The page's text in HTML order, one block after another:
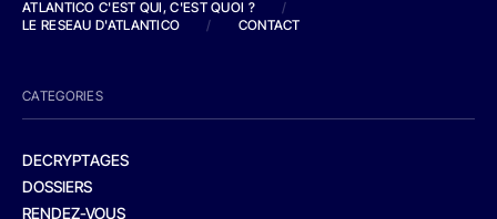
ATLANTICO C'EST QUI, C'EST QUOI ?
/
LE RESEAU D'ATLANTICO
/ CONTACT
CATEGORIES
DECRYPTAGES
DOSSIERS
RENDEZ-VOUS